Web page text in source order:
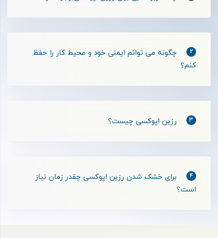
2
چگونه می ‌توانم ایمنی خود و محیط کار را حفظ
کنم؟
3 رزین اپوکسی چیست؟
4
برای خشک شدن رزین اپوکسی چقدر زمان نیاز
است؟